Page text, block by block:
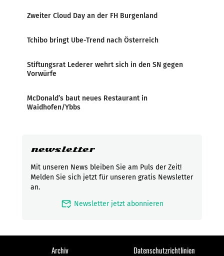
Zweiter Cloud Day an der FH Burgenland
Tchibo bringt Ube-Trend nach Österreich
Stiftungsrat Lederer wehrt sich in den SN gegen
Vorwürfe
McDonald’s baut neues Restaurant in
Waidhofen/Ybbs
newsletter
Mit unseren News bleiben Sie am Puls der Zeit!
Melden Sie sich jetzt für unseren gratis Newsletter
an.
mark_email_read Newsletter jetzt abonnieren
Archiv Datenschutzrichtlinien